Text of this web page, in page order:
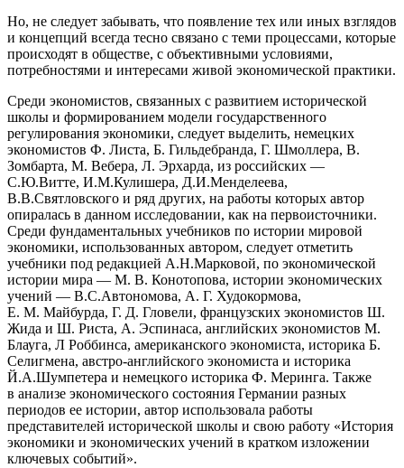
Но, не следует забывать, что появление тех или иных взглядов
и концепций всегда тесно связано с теми процессами, которые
происходят в обществе, с объективными условиями,
потребностями и интересами живой экономической практики.
Среди экономистов, связанных с развитием исторической
школы и формированием модели государственного
регулирования экономики, следует выделить, немецких
экономистов Ф. Листа, Б. Гильдебранда, Г. Шмоллера, В.
Зомбарта, М. Вебера, Л. Эрхарда, из российских —
С.Ю.Витте, И.М.Кулишера, Д.И.Менделеева,
В.В.Святловского и ряд других, на работы которых автор
опиралась в данном исследовании, как на первоисточники.
Среди фундаментальных учебников по истории мировой
экономики, использованных автором, следует отметить
учебники под редакцией А.Н.Марковой, по экономической
истории мира — М. В. Конотопова, истории экономических
учений — В.С.Автономова, А. Г. Худокормова,
Е. М. Майбурда, Г. Д. Гловели, французских экономистов Ш.
Жида и Ш. Риста, А. Эспинаса, английских экономистов М.
Блауга, Л Роббинса, американского экономиста, историка Б.
Селигмена, австро-английского экономиста и историка
Й.А.Шумпетера и немецкого историка Ф. Меринга. Также
в анализе экономического состояния Германии разных
периодов ее истории, автор использовала работы
представителей исторической школы и свою работу «История
экономики и экономических учений в кратком изложении
ключевых событий».